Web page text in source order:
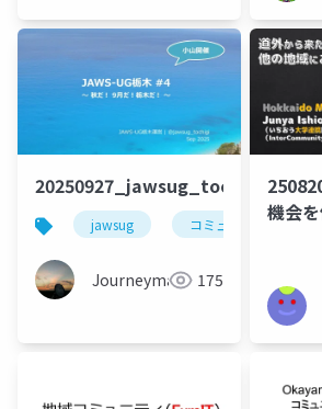
jawsug コミュニティ
Journeyman 175
機会